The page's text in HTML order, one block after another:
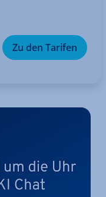
Zu den Tarifen